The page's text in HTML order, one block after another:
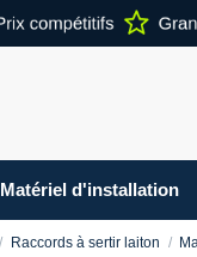
Matériel d'installation
Raccords à sertir laiton